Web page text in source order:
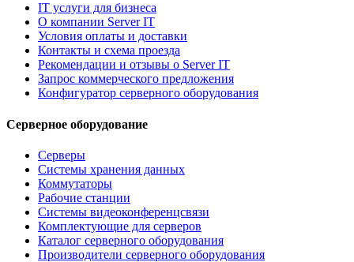
IT услуги для бизнеса
О компании Server IT
Условия оплаты и доставки
Контакты и схема проезда
Рекомендации и отзывы о Server IT
Запрос коммерческого предложения
Конфигуратор серверного оборудования
Серверное оборудование
Серверы
Системы хранения данных
Коммутаторы
Рабочие станции
Системы видеоконференцсвязи
Комплектующие для серверов
Каталог серверного оборудования
Производители серверного оборудования